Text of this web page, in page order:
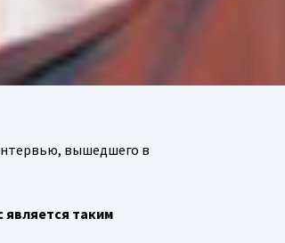
вышедшего в
является таким